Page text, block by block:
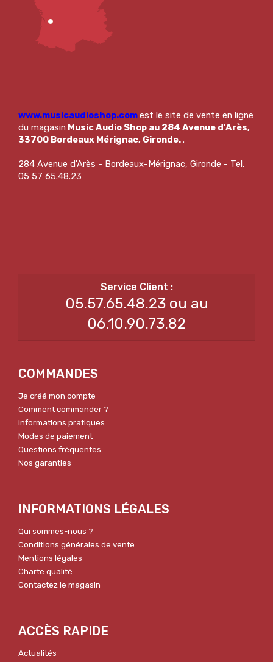
www.musicaudioshop.comest le site de vente en ligne
du magasin Music Audio Shop au 284 Avenue d'Arès,
33700 Bordeaux Mérignac, Gironde..
284 Avenue d'Arès - Bordeaux-Mérignac, Gironde - Tel.
05 57 65.48.23
05.57.65.48.23 ou au
06.10.90.73.82
COMMANDES
Je créé mon compte
Comment commander ?
Informations pratiques
Modes de paiement
Questions fréquentes
Nos garanties
INFORMATIONS LÉGALES
Qui sommes-nous ?
Conditions générales de vente
Mentions légales
Charte qualité
Contactez le magasin
ACCÈS RAPIDE
Actualités